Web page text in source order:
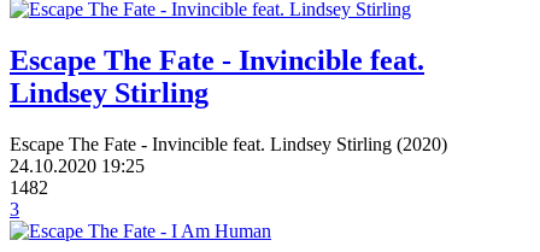
Escape The Fate - Invincible feat.
Lindsey Stirling
Escape The Fate - Invincible feat. Lindsey Stirling (2020)
24.10.2020 19:25
1482
3